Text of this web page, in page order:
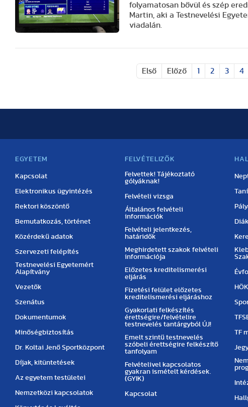
folyamatosan bővül és szép
Martin, aki a Testnevelési
viadalán.
Első Előző 1 2 3 4
EGYETEM
Kapcsolat
Elektronikus ügyintézés
Rektori köszöntő
Bemutatkozás, történet
Közérdekű adatok
Szervezeti felépítés
Testnevelési Egyetemért
Alapítvány
Vezetők
Szenátus
Dokumentumok
Minőségbiztosítás
Dr. Koltai Jenő Sportközpont
Díjak, kitüntetések
Az egyetem testületei
Nemzetközi kapcsolatok
FELVÉTELIZŐK
Felvettek! Tájékoztató
gólyáknak!
Felvételi vizsga
Általános felvételi
információk
Felvételi jelentkezés,
határidők
Meghirdetett szakok felvételi
információja
Előzetes kreditelismerési
eljárás
Fizetési felület előzetes
kreditelismerési eljáráshoz
Gyakorlati felkészítés
érettségire/felvételire
testnevelés tantárgyból ÚJ!
Emelt szintű testnevelés
szóbeli érettségire felkészítő
tanfolyam
Felvételivel kapcsolatos
gyakran ismételt kérdések.
(GYIK)
Kapcsolat
HÖK
TF